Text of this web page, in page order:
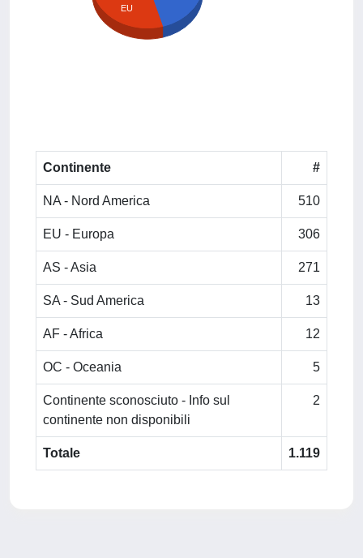
EU
Continente #
NA - Nord America 510
EU - Europa 306
AS - Asia 271
SA - Sud America 13
AF - Africa 12
OC - Oceania 5
Continente sconosciuto - Info sul
continente non disponibili
2
Totale 1.119